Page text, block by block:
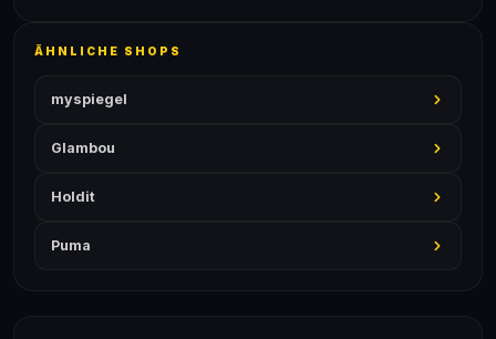
ÄHNLICHE SHOPS
myspiegel
Glambou
Holdit
Puma